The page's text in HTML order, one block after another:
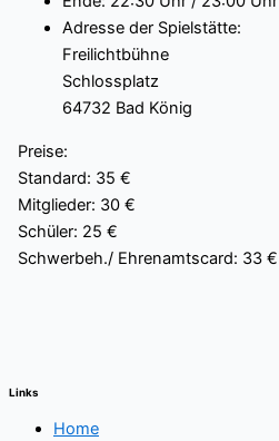
Adresse der Spielstätte:
Freilichtbühne
Schlossplatz
64732 Bad König
Preise:
Standard: 35 €
Mitglieder: 30 €
Schüler: 25 €
Schwerbeh./ Ehrenamtscard: 33 €
Links
Home